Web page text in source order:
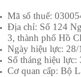
Mã số thuế:
Địa chỉ: Số 124
3, thành phố Hồ
Ngày hiệu lực: 28/
Số tháng hiệu lực:
Cơ quan cấp: Bộ